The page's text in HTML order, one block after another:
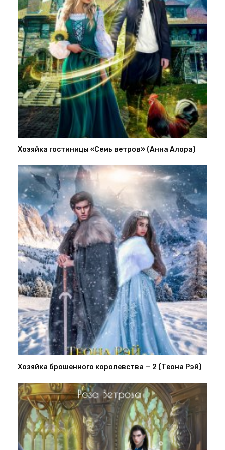
Хозяйка гостиницы «Семь ветров» (Анна Алора)
Хозяйка брошенного королевства — 2 (Теона Рэй)